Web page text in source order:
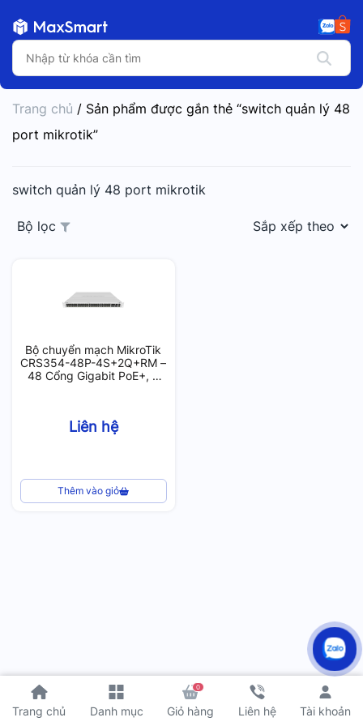
Trang chủ Danh mục
0
Giỏ hàng Liên hệ Tài khoản
Trang chủ / Sản phẩm được gắn thẻ “switch quản lý 48
port mikrotik”
switch quản lý 48 port mikrotik
Bộ lọc
Bộ chuyển mạch MikroTik
CRS354-48P-4S+2Q+RM –
48 Cổng Gigabit PoE+, 4
Liên hệ
Thêm vào giỏ